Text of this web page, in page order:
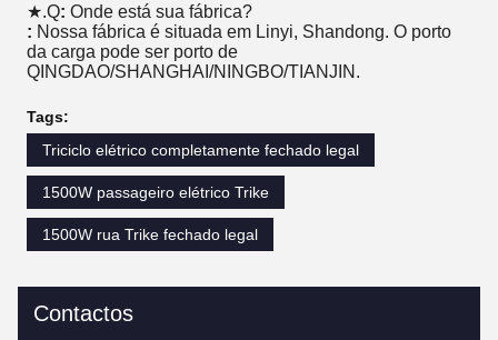
★.Q: Onde está sua fábrica?
: Nossa fábrica é situada em Linyi, Shandong. O porto
da carga pode ser porto de
QINGDAO/SHANGHAI/NINGBO/TIANJIN.
Tags:
Triciclo elétrico completamente fechado legal
1500W passageiro elétrico Trike
1500W rua Trike fechado legal
Contactos